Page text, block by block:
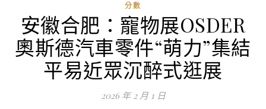
分數
安徽合肥：寵物展OSDER
奧斯德汽車零件“萌力”集結
平易近眾沉醉式逛展
2026 年 2 月 1 日